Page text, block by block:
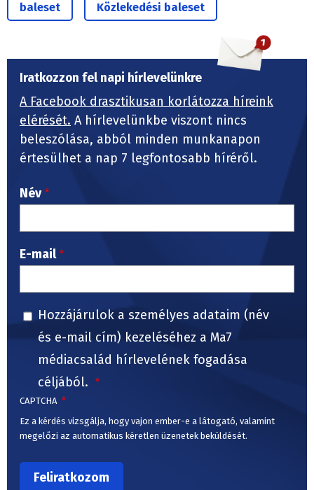
baleset Közlekedési baleset
Iratkozzon fel napi hírlevelünkre
A Facebook drasztikusan korlátozza híreink
elérését. A hírlevelünkbe viszont nincs
beleszólása, abból minden munkanapon
értesülhet a nap 7 legfontosabb híréről.
Név
E-mail
Hozzájárulok a személyes adataim (név
és e-mail cím) kezeléséhez a Ma7
médiacsalád hírlevelének fogadása
céljából.
CAPTCHA
Ez a kérdés vizsgálja, hogy vajon ember-e a látogató, valamint
megelőzi az automatikus kéretlen üzenetek beküldését.